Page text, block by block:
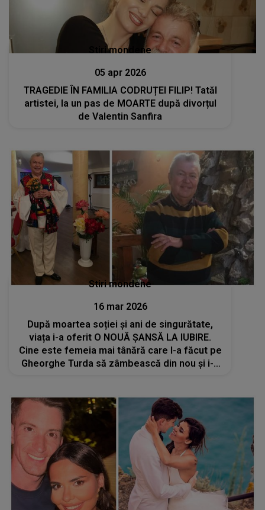
Stiri mondene
05 apr 2026
TRAGEDIE ÎN FAMILIA CODRUȚEI FILIP! Tatăl
artistei, la un pas de MOARTE după divorțul
de Valentin Sanfira
Stiri mondene
16 mar 2026
După moartea soției și ani de singurătate,
viața i-a oferit O NOUĂ ȘANSĂ LA IUBIRE.
Cine este femeia mai tânără care l-a făcut pe
Gheorghe Turda să zâmbească din nou și i-a